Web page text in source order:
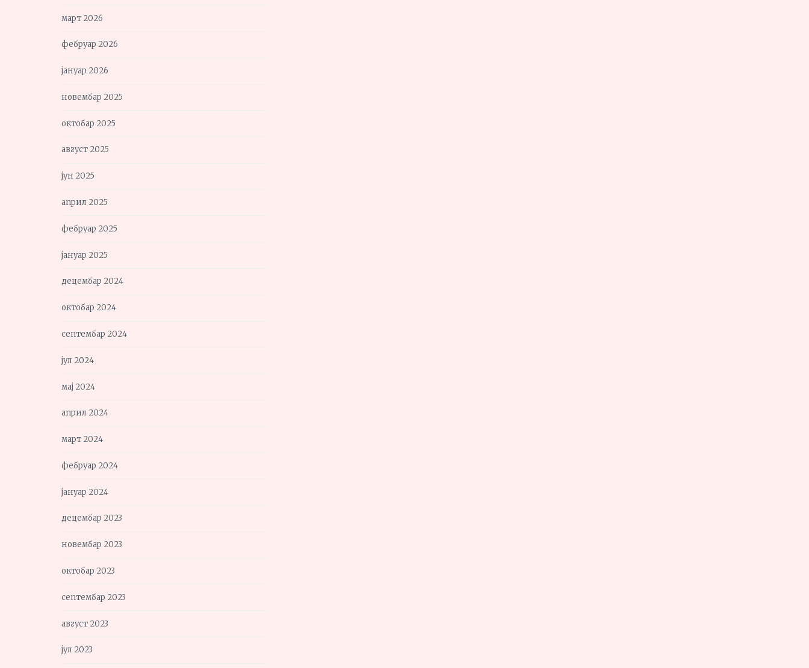
март 2026
фебруар 2026
јануар 2026
новембар 2025
октобар 2025
август 2025
јун 2025
април 2025
фебруар 2025
јануар 2025
децембар 2024
октобар 2024
септембар 2024
јул 2024
мај 2024
април 2024
март 2024
фебруар 2024
јануар 2024
децембар 2023
новембар 2023
октобар 2023
септембар 2023
август 2023
јул 2023